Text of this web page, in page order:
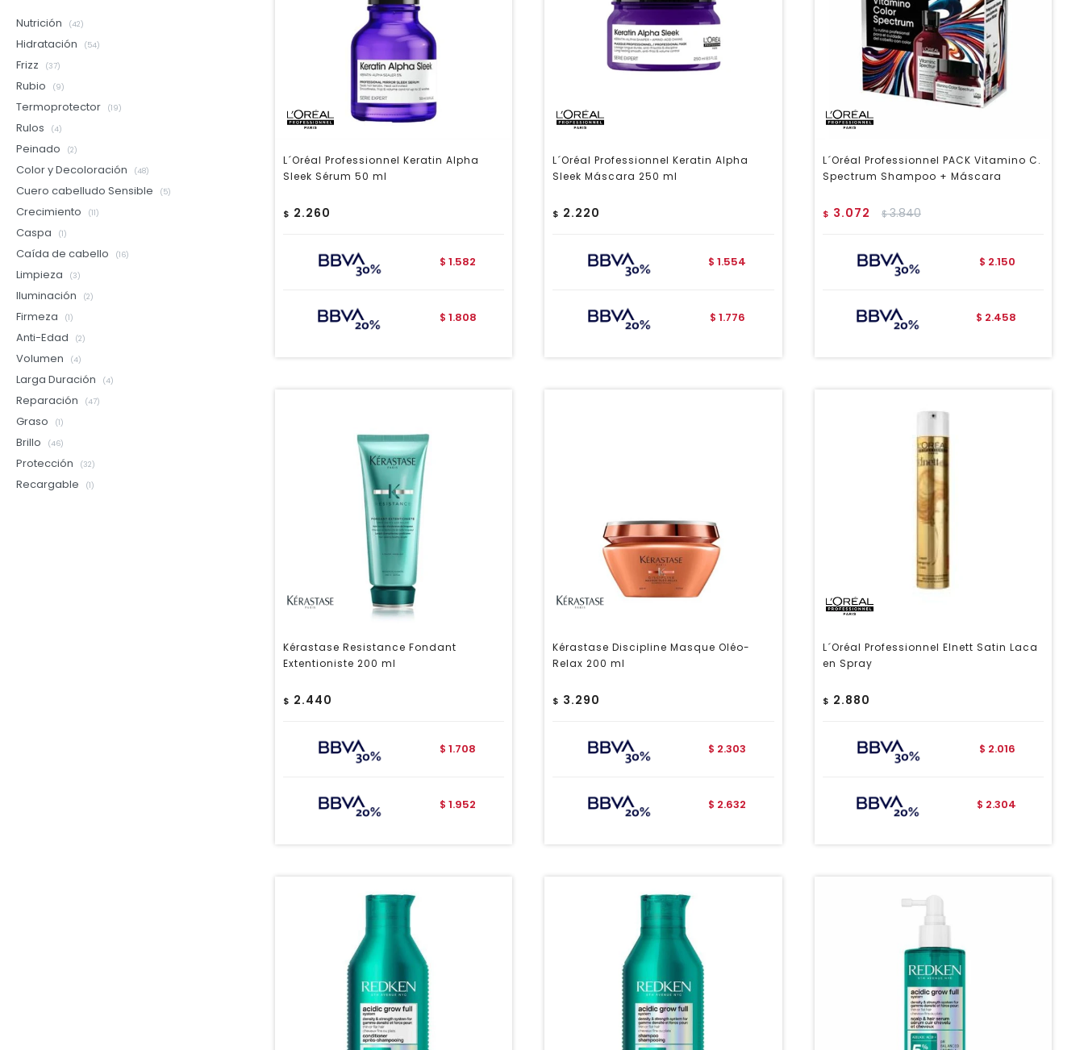
L´Oréal Professionnel Keratin Alpha
Sleek Sérum 50 ml
$ 2.260
$ 1.582
$ 1.808
L´Oréal Professionnel Keratin Alpha
Sleek Máscara 250 ml
$ 2.220
$ 1.554
$ 1.776
L´Oréal Professionnel PACK Vitamino C.
Spectrum Shampoo + Máscara
$ 3.072 $3.840
$ 2.150
$ 2.458
Kérastase Resistance Fondant
Extentioniste 200 ml
$ 2.440
$ 1.708
$ 1.952
Kérastase Discipline Masque Oléo-
Relax 200 ml
$ 3.290
$ 2.303
$ 2.632
L´Oréal Professionnel Elnett Satin Laca
en Spray
$ 2.880
$ 2.016
$ 2.304
Nutrición (42)
Hidratación (54)
Frizz (37)
Rubio (9)
Termoprotector (19)
Rulos (4)
Peinado (2)
Color y Decoloración (48)
Cuero cabelludo Sensible (5)
Crecimiento (11)
Caspa (1)
Caída de cabello (16)
Limpieza (3)
Iluminación (2)
Firmeza (1)
Anti-Edad (2)
Volumen (4)
Larga Duración (4)
Reparación (47)
Graso (1)
Brillo (46)
Protección (32)
Recargable (1)